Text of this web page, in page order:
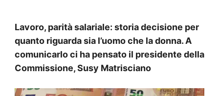
Lavoro, parità salariale: storia decisione per
quanto riguarda sia l’uomo che la donna. A
comunicarlo ci ha pensato il presidente della
Commissione, Susy Matrisciano